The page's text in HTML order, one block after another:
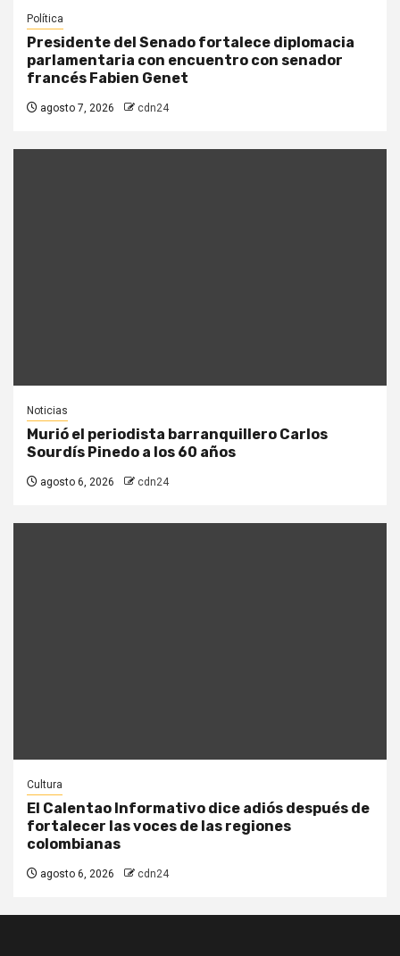
Política
Presidente del Senado fortalece diplomacia
parlamentaria con encuentro con senador
francés Fabien Genet
agosto 7, 2026 cdn24
Noticias
Murió el periodista barranquillero Carlos
Sourdís Pinedo a los 60 años
agosto 6, 2026 cdn24
Cultura
El Calentao Informativo dice adiós después de
fortalecer las voces de las regiones
colombianas
agosto 6, 2026 cdn24